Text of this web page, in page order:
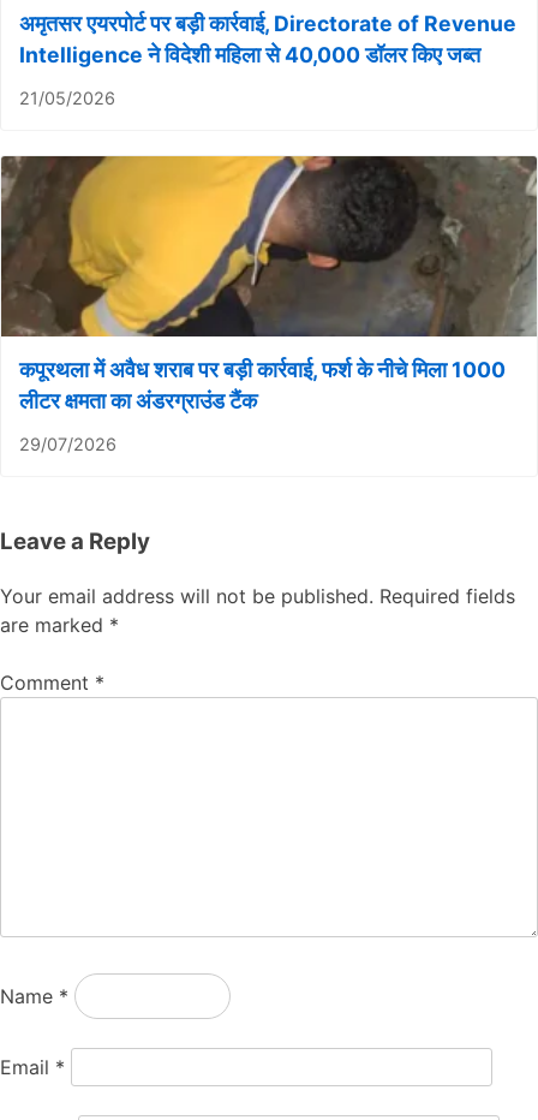
अमृतसर एयरपोर्ट पर बड़ी कार्रवाई, Directorate of Revenue
Intelligence ने विदेशी महिला से 40,000 डॉलर किए जब्त
21/05/2026
कपूरथला में अवैध शराब पर बड़ी कार्रवाई, फर्श के नीचे मिला 1000
लीटर क्षमता का अंडरग्राउंड टैंक
29/07/2026
Leave a Reply
Your email address will not be published. Required fields
are marked *
Comment *
Name *
Email *